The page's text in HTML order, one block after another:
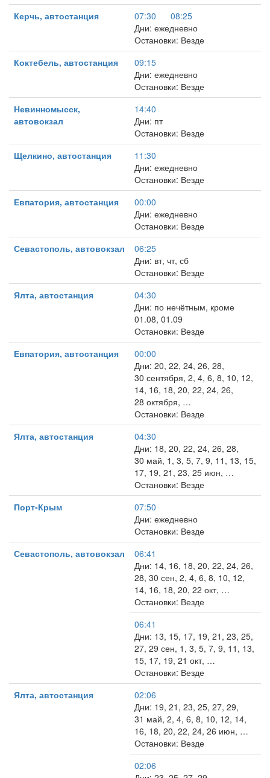
Керчь, автостанция
07:30
08:25
Дни: ежедневно
Остановки: Везде
Коктебель, автостанция
09:15
Дни: ежедневно
Остановки: Везде
Невинномысск,
автовокзал
14:40
Дни: пт
Остановки: Везде
Щелкино, автостанция
11:30
Дни: ежедневно
Остановки: Везде
Евпатория, автостанция
00:00
Дни: ежедневно
Остановки: Везде
Севастополь, автовокзал
06:25
Дни: вт, чт, сб
Остановки: Везде
Ялта, автостанция
04:30
Дни: по нечётным, кроме
01.08, 01.09
Остановки: Везде
Евпатория, автостанция
00:00
Дни: 20, 22, 24, 26, 28,
30 сентября, 2, 4, 6, 8, 10, 12,
14, 16, 18, 20, 22, 24, 26,
28 октября, …
Остановки: Везде
Ялта, автостанция
04:30
Дни: 18, 20, 22, 24, 26, 28,
30 май, 1, 3, 5, 7, 9, 11, 13, 15,
17, 19, 21, 23, 25 июн, …
Остановки: Везде
Порт-Крым
07:50
Дни: ежедневно
Остановки: Везде
Севастополь, автовокзал
06:41
Дни: 14, 16, 18, 20, 22, 24, 26,
28, 30 сен, 2, 4, 6, 8, 10, 12,
14, 16, 18, 20, 22 окт, …
Остановки: Везде
06:41
Дни: 13, 15, 17, 19, 21, 23, 25,
27, 29 сен, 1, 3, 5, 7, 9, 11, 13,
15, 17, 19, 21 окт, …
Остановки: Везде
Ялта, автостанция
02:06
Дни: 19, 21, 23, 25, 27, 29,
31 май, 2, 4, 6, 8, 10, 12, 14,
16, 18, 20, 22, 24, 26 июн, …
Остановки: Везде
02:06